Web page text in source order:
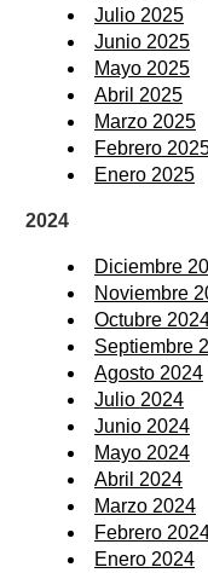
Julio 2025
Junio 2025
Mayo 2025
Abril 2025
Marzo 2025
Febrero
Enero 2025
2024
Diciembre
Noviembre
Octubre
Septiembre
Agosto 2024
Julio 2024
Junio 2024
Mayo 2024
Abril 2024
Marzo 2024
Febrero
Enero 2024